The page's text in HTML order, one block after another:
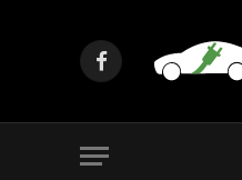
Facebook